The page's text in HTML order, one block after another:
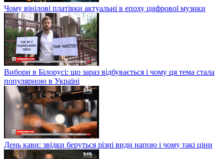
Чому вінілові платівки актуальні в епоху цифрової музики
Вибори в Білорусі: що зараз відбувається і чому ця тема стала
популярною в Україні
День кави: звідки беруться різні види напою і чому такі ціни